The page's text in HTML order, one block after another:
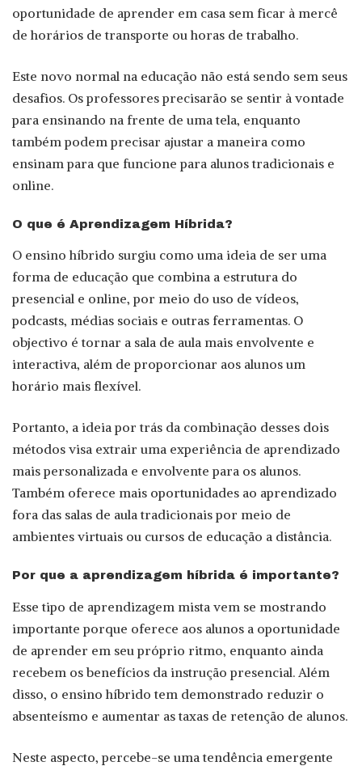
oportunidade de aprender em casa sem ficar à mercê
de horários de transporte ou horas de trabalho.
Este novo normal na educação não está sendo sem seus
desafios. Os professores precisarão se sentir à vontade
para ensinando na frente de uma tela, enquanto
também podem precisar ajustar a maneira como
ensinam para que funcione para alunos tradicionais e
online.
O que é Aprendizagem Híbrida?
O ensino híbrido surgiu como uma ideia de ser uma
forma de educação que combina a estrutura do
presencial e online, por meio do uso de vídeos,
podcasts, médias sociais e outras ferramentas. O
objectivo é tornar a sala de aula mais envolvente e
interactiva, além de proporcionar aos alunos um
horário mais flexível.
Portanto, a ideia por trás da combinação desses dois
métodos visa extrair uma experiência de aprendizado
mais personalizada e envolvente para os alunos.
Também oferece mais oportunidades ao aprendizado
fora das salas de aula tradicionais por meio de
ambientes virtuais ou cursos de educação a distância.
Por que a aprendizagem híbrida é importante?
Esse tipo de aprendizagem mista vem se mostrando
importante porque oferece aos alunos a oportunidade
de aprender em seu próprio ritmo, enquanto ainda
recebem os benefícios da instrução presencial. Além
disso, o ensino híbrido tem demonstrado reduzir o
absenteísmo e aumentar as taxas de retenção de alunos.
Neste aspecto, percebe-se uma tendência emergente